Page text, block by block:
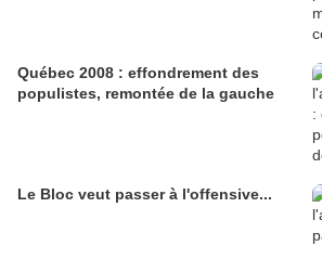
Québec 2008 : effondrement des
populistes, remontée de la gauche
Le Bloc veut passer à l'offensive...